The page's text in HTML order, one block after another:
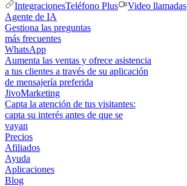
IntegracionesTeléfono Plus Video llamadas
Agente de IA
Gestiona las preguntas
más frecuentes
WhatsApp
Aumenta las ventas y ofrece asistencia
a tus clientes a través de su aplicación
de mensajería preferida
JivoMarketing
Capta la atención de tus visitantes:
capta su interés antes de que se
vayan
Precios
Afiliados
Ayuda
Aplicaciones
Blog